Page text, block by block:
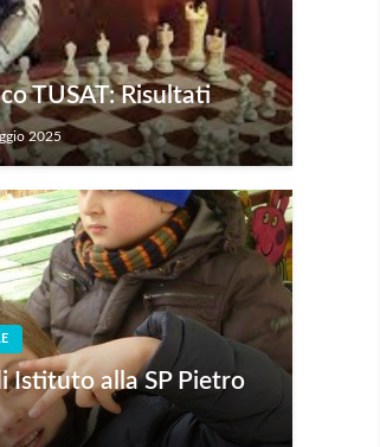
TUSAT: Risultati
2025
Istituto alla SP Pietro